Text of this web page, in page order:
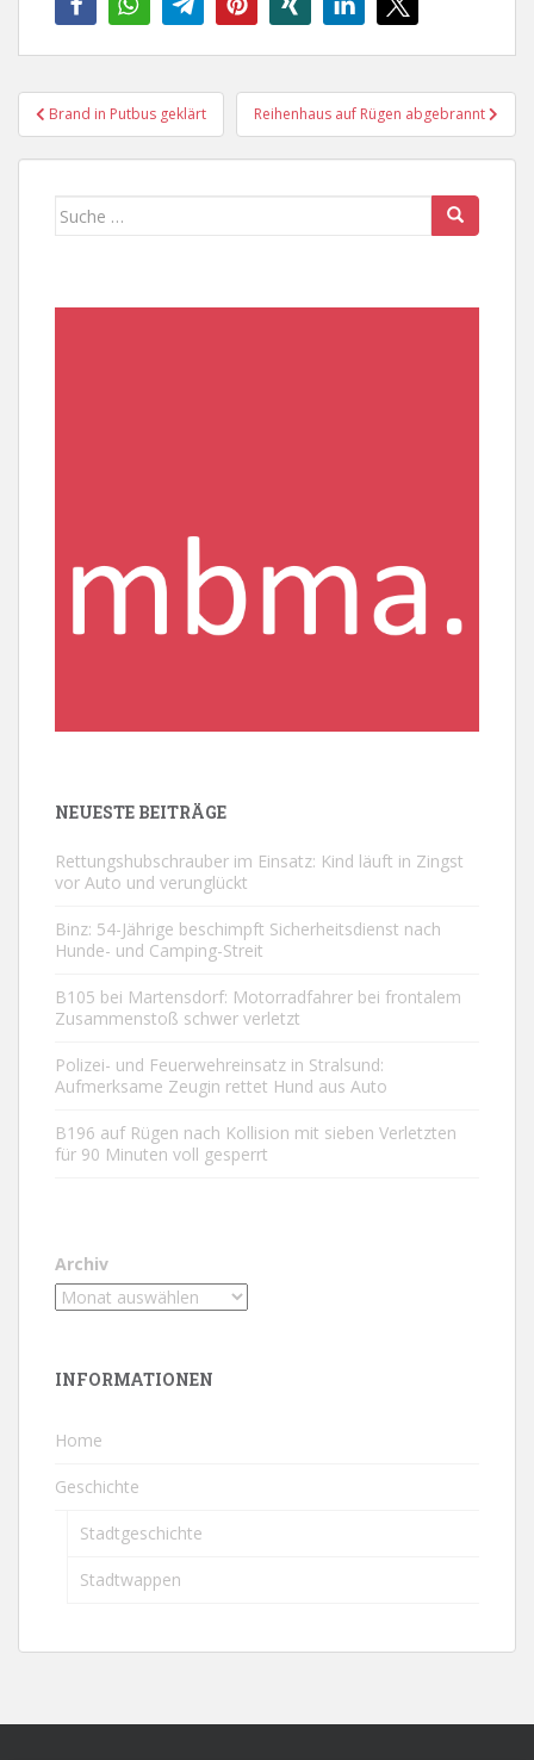
Beitragsnavigation
Brand in Putbus geklärt Reihenhaus auf Rügen abgebrannt
Suche
NEUESTE BEITRÄGE
Rettungshubschrauber im Einsatz: Kind läuft in Zingst
vor Auto und verunglückt
Binz: 54-Jährige beschimpft Sicherheitsdienst nach
Hunde- und Camping-Streit
B105 bei Martensdorf: Motorradfahrer bei frontalem
Zusammenstoß schwer verletzt
Polizei- und Feuerwehreinsatz in Stralsund:
Aufmerksame Zeugin rettet Hund aus Auto
B196 auf Rügen nach Kollision mit sieben Verletzten
für 90 Minuten voll gesperrt
Archiv
INFORMATIONEN
Home
Geschichte
Stadtgeschichte
Stadtwappen